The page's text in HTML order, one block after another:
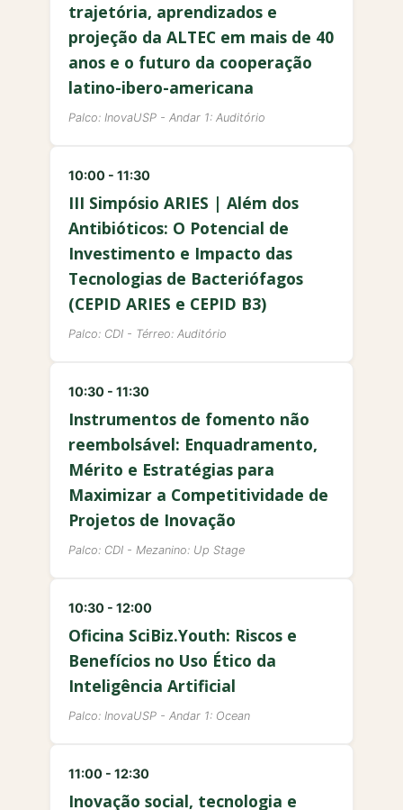
trajetória, aprendizados e
projeção da ALTEC em mais de 40
anos e o futuro da cooperação
latino-ibero-americana
Palco: InovaUSP - Andar 1: Auditório
10:00 - 11:30
III Simpósio ARIES | Além dos
Antibióticos: O Potencial de
Investimento e Impacto das
Tecnologias de Bacteriófagos
(CEPID ARIES e CEPID B3)
Palco: CDI - Térreo: Auditório
10:30 - 11:30
Instrumentos de fomento não
reembolsável: Enquadramento,
Mérito e Estratégias para
Maximizar a Competitividade de
Projetos de Inovação
Palco: CDI - Mezanino: Up Stage
10:30 - 12:00
Oficina SciBiz.Youth: Riscos e
Benefícios no Uso Ético da
Inteligência Artificial
Palco: InovaUSP - Andar 1: Ocean
11:00 - 12:30
Inovação social, tecnologia e